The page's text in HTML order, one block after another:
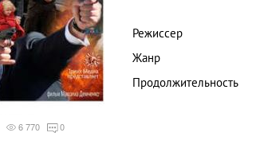
6 770 0
Режиссер
Жанр
Продолжительность